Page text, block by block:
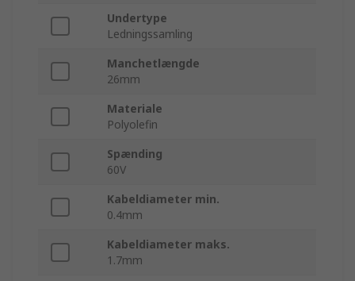
Undertype
Ledningssamling
Manchetlængde
26mm
Materiale
Polyolefin
Spænding
60V
Kabeldiameter min.
0.4mm
Kabeldiameter maks.
1.7mm